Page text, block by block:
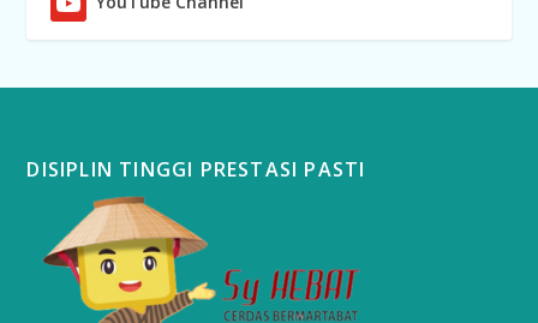
DISIPLIN TINGGI PRESTASI PASTI